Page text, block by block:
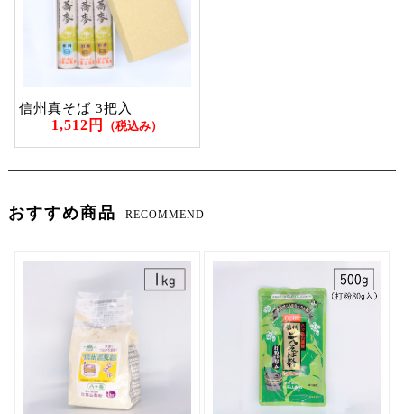
信州真そば 3把入
1,512円 （税込み）
おすすめ商品 RECOMMEND